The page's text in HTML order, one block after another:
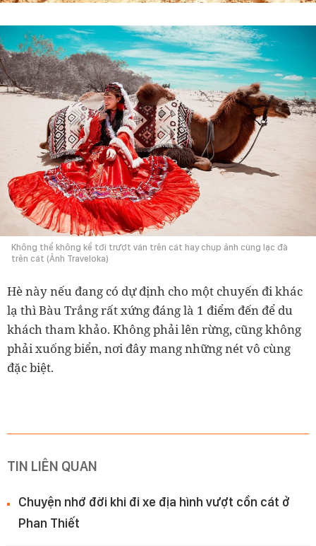
Không thể không kể tới trượt ván trên cát hay chụp ảnh cùng lạc đà
trên cát (Ảnh Traveloka)
Hè này nếu đang có dự định cho một chuyến đi khác
lạ thì Bàu Trắng rất xứng đáng là 1 điểm đến để du
khách tham khảo. Không phải lên rừng, cũng không
phải xuống biển, nơi đây mang những nét vô cùng
đặc biệt.
TIN LIÊN QUAN
Chuyện nhớ đời khi đi xe địa hình vượt cồn cát ở
Phan Thiết